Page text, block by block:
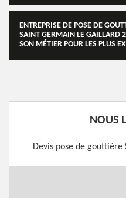
ENTREPRISE DE POSE DE
SAINT GERMAIN LE GAILLARD
SON MÉTIER POUR LES PLUS
NOUS
Devis pose de